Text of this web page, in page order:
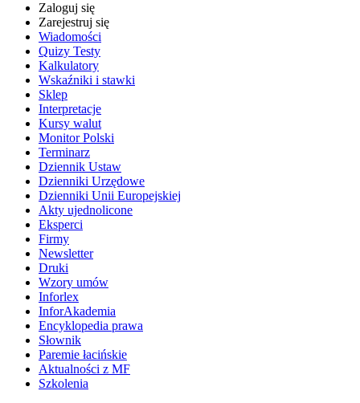
Zaloguj się
Zarejestruj się
Wiadomości
Quizy Testy
Kalkulatory
Wskaźniki i stawki
Sklep
Interpretacje
Kursy walut
Monitor Polski
Terminarz
Dziennik Ustaw
Dzienniki Urzędowe
Dzienniki Unii Europejskiej
Akty ujednolicone
Eksperci
Firmy
Newsletter
Druki
Wzory umów
Inforlex
InforAkademia
Encyklopedia prawa
Słownik
Paremie łacińskie
Aktualności z MF
Szkolenia